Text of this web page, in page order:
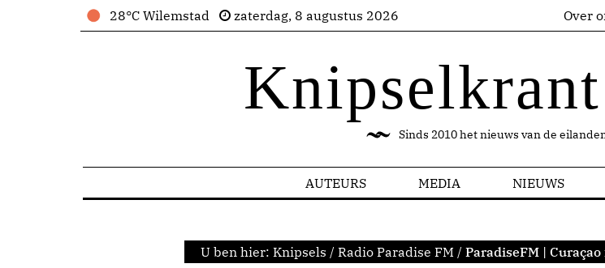
28°C Wilemstad zaterdag, 8 augustus 2026 Over
Sinds 2010 het nieuws van de
AUTEURS MEDIA NIEUWS
U ben hier: Knipsels / Radio Paradise FM / ParadiseFM |